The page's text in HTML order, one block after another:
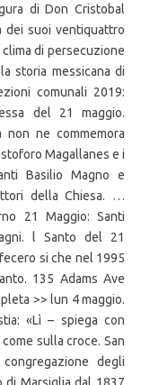
di Don Cristobal
dei suoi ventiquattro
di persecuzione
storia messicana di
comunali 2019:
del 21 maggio.
non ne commemora
Magallanes e i
Basilio Magno e
della Chiesa. …
21 Maggio: Santi
l Santo del 21
si che nel 1995
135 Adams Ave
>> lun 4 maggio.
«Lì – spiega con
sulla croce. San
degli